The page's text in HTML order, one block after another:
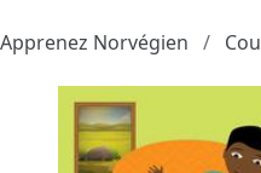
Apprenez Norvégien